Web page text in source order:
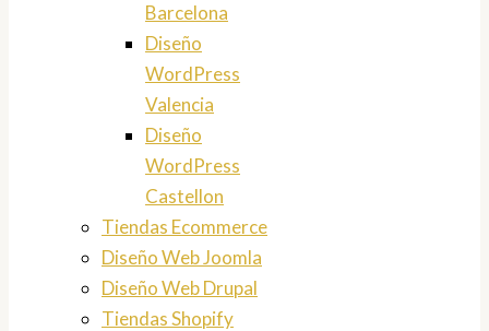
Barcelona
Diseño
WordPress
Valencia
Diseño
WordPress
Castellon
Tiendas Ecommerce
Diseño Web Joomla
Diseño Web Drupal
Tiendas Shopify